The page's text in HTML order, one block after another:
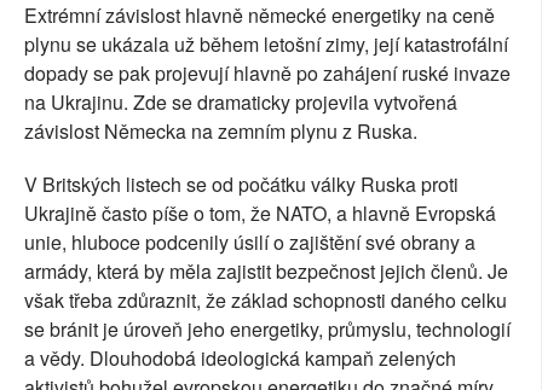
Extrémní závislost hlavně německé energetiky na ceně
plynu se ukázala už během letošní zimy, její katastrofální
dopady se pak projevují hlavně po zahájení ruské invaze
na Ukrajinu. Zde se dramaticky projevila vytvořená
závislost Německa na zemním plynu z Ruska.
V Britských listech se od počátku války Ruska proti
Ukrajině často píše o tom, že NATO, a hlavně Evropská
unie, hluboce podcenily úsilí o zajištění své obrany a
armády, která by měla zajistit bezpečnost jejich členů. Je
však třeba zdůraznit, že základ schopnosti daného celku
se bránit je úroveň jeho energetiky, průmyslu, technologií
a vědy. Dlouhodobá ideologická kampaň zelených